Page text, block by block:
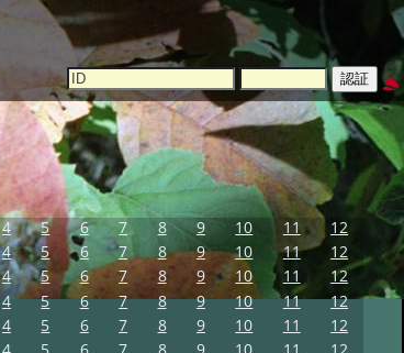
4 5 6 7 8 9 10 11 12
4 5 6 7 8 9 10 11 12
4 5 6 7 8 9 10 11 12
4 5 6 7 8 9 10 11 12
4 5 6 7 8 9 10 11 12